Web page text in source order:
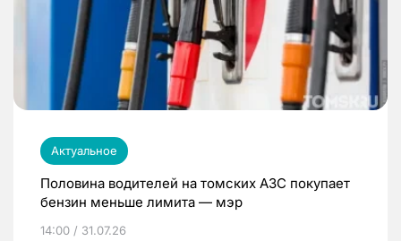
Актуальное
Половина водителей на томских АЗС покупает
бензин меньше лимита — мэр
14:00 / 31.07.26